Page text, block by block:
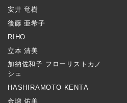
安井 竜樹
後藤 亜希子
RIHO
立本 清美
加納佐和子 フローリストカノ
シェ
HASHIRAMOTO KENTA
金増 佑美